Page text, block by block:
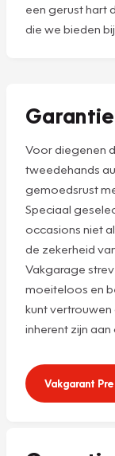
een gerust hart
die we bieden
Voor diegenen
tweedehands
gemoedsrust
Speciaal
occasions niet
de zekerheid
Vakgarage
moeiteloos en
kunt
inherent zijn
Vakgarant